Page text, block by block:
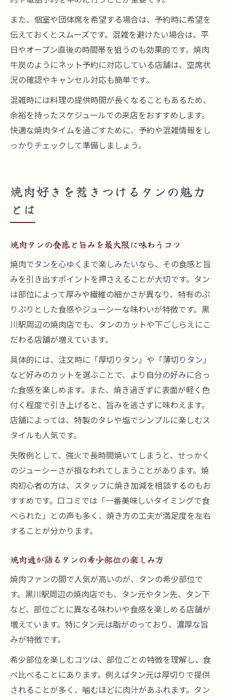
また、個室や団体席を希望する場合は、予約時に希望を
伝えておくとスムーズです。混雑を避けたい場合は、平
日やオープン直後の時間帯を狙うのも効果的です。焼肉
牛炭のようにネット予約に対応している店舗は、空席状
況の確認やキャンセル対応も簡単です。
混雑時には料理の提供時間が長くなることもあるため、
余裕を持ったスケジュールでの来店をおすすめします。
快適な焼肉タイムを過ごすために、予約や混雑情報をし
っかりチェックして準備しましょう。
焼肉好きを惹きつけるタンの魅力
とは
焼肉タンの食感と旨みを最大限に味わうコツ
焼肉でタンを心ゆくまで楽しみたいなら、その食感と旨
みを引き出すポイントを押さえることが大切です。タン
は部位によって厚みや繊維の細かさが異なり、特有のぷ
りぷりとした食感やジューシーな味わいが特徴です。黒
川駅周辺の焼肉店でも、タンのカットや下ごしらえにこ
だわる店舗が増えています。
具体的には、注文時に「厚切りタン」や「薄切りタン」
など好みのカットを選ぶことで、より自分の好みに合っ
た食感を楽しめます。また、焼き過ぎずに表面が軽く色
付く程度で引き上げると、旨みを逃さずに味わえます。
店舗によっては、特製のタレや塩でシンプルに楽しむス
タイルも人気です。
失敗例として、強火で長時間焼いてしまうと、せっかく
のジューシーさが損なわれてしまうことがあります。焼
肉初心者の方は、スタッフに焼き加減を相談するのもお
すすめです。口コミでは「一番美味しいタイミングで食
べられた」との声も多く、焼き方の工夫が満足度を左右
することが分かります。
焼肉通が語るタンの希少部位の楽しみ方
焼肉ファンの間で人気が高いのが、タンの希少部位で
す。黒川駅周辺の焼肉店でも、タン元やタン先、タン下
など、部位ごとに異なる味わいや食感を楽しめる店舗が
増えています。特にタン元は脂がのっており、濃厚な旨
みが特徴です。
希少部位を楽しむコツは、部位ごとの特徴を理解し、食
べ比べることにあります。例えばタン元は厚切りで提供
されることが多く、噛むほどに肉汁があふれます。タン